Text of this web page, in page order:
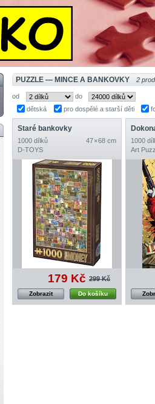
PUZZLE — MINCE A BANKOVKY 2
od
do
dětská
pro dospělé a starší děti
Staré bankovky
1000 dílků
47 × 68 cm
D‐TOYS
179 Kč 299 Kč
Do košíku
Zobrazit
1000
Art